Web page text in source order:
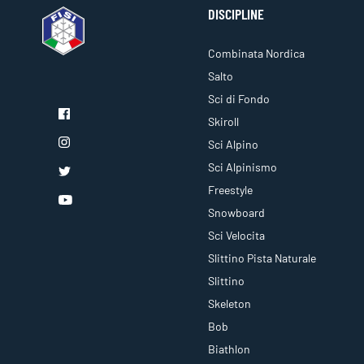
DISCIPLINE
Combinata Nordica
Salto
Sci di Fondo
Skiroll
Sci Alpino
Sci Alpinismo
Freestyle
Snowboard
Sci Velocita
Slittino Pista Naturale
Slittino
Skeleton
Bob
Biathlon